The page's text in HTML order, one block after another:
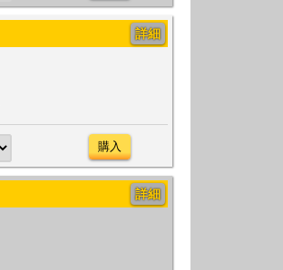
詳細
購入
詳細